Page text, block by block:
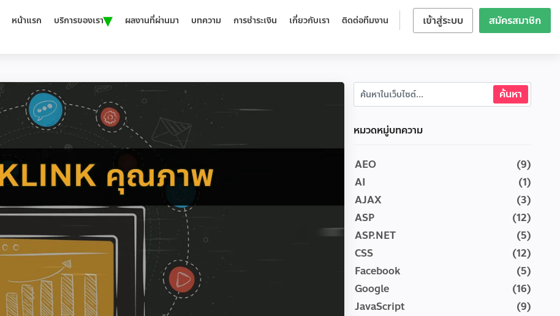
เข้าสู่ระบบ สมัครสมาชิก
หน้าแรก บริการของเรา▾ ผลงานที่ผ่านมา บทความ การชำระเงิน เกี่ยวกับเรา ติดต่อทีมงาน
หมวดหมู่บทความ
AEO
(9)
AI
(1)
AJAX
(3)
ASP
(12)
ASP.NET
(5)
CSS
(12)
Facebook
(5)
Google
(16)
JavaScript
(9)